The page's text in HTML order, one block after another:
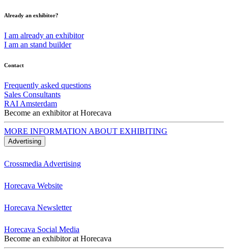
Already an exhibitor?
I am already an exhibitor
I am an stand builder
Contact
Frequently asked questions
Sales Consultants
RAI Amsterdam
Become an exhibitor at Horecava
MORE INFORMATION ABOUT EXHIBITING
Advertising
Crossmedia Advertising
Horecava Website
Horecava Newsletter
Horecava Social Media
Become an exhibitor at Horecava